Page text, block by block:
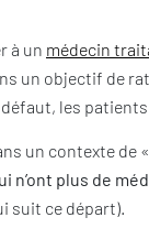
à un médecin
un objectif de
les
un contexte de
n’ont plus de
suit ce départ).